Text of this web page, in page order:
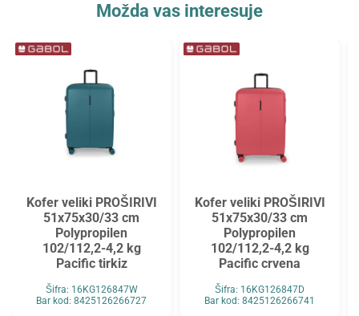
Možda vas interesuje
Kofer veliki PROŠIRIVI
51x75x30/33 cm
Polypropilen
102/112,2-4,2 kg
Pacific tirkiz
Šifra: 16KG126847W
Bar kod: 8425126266727
Kofer veliki PROŠIRIVI
51x75x30/33 cm
Polypropilen
102/112,2-4,2 kg
Pacific crvena
Šifra: 16KG126847D
Bar kod: 8425126266741